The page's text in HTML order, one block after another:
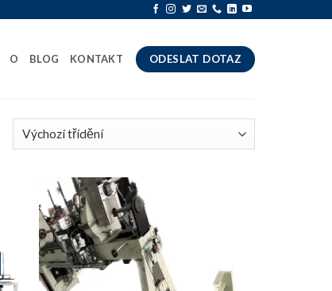
O BLOG KONTAKT ODESLAT DOTAZ